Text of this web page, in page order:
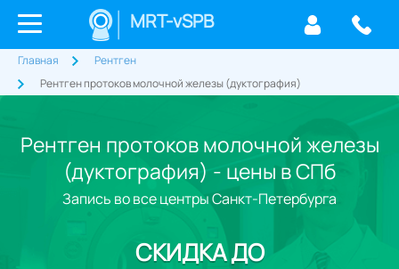
MRT-vSPB
Главная
Рентген
Рентген протоков молочной железы (дуктография)
Рентген протоков молочной железы
(дуктография) - цены в СПб
Запись во все центры Санкт-Петербурга
СКИДКАДО